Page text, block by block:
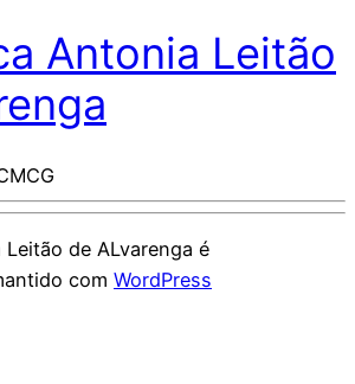
Antonia Leitão
de ALvarenga é
com WordPress